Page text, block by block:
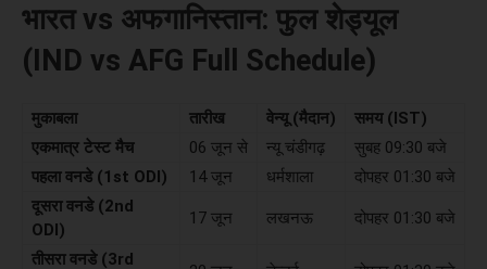
भारत vs अफगानिस्तान: फुल शेड्यूल
(IND vs AFG Full Schedule)
मुकाबला तारीख वेन्यू (मैदान)
समय (IST)
एकमात्र टेस्ट मैच
06 जून से न्यू चंडीगढ़
सुबह 09:30 बजे
पहला वनडे (1st ODI)
14 जून धर्मशाला
दोपहर 01:30 बजे
दूसरा वनडे (2nd
ODI)
17 जून लखनऊ दोपहर 01:30 बजे
तीसरा वनडे (3rd